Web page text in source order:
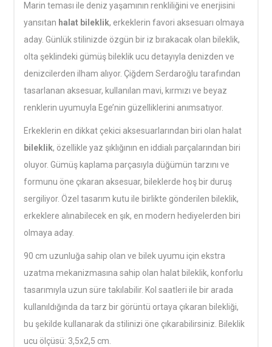
Marin teması ile deniz yaşamının renkliliğini ve enerjisini
yansıtan halat bileklik, erkeklerin favori aksesuarı olmaya
aday. Günlük stilinizde özgün bir iz bırakacak olan bileklik,
olta şeklindeki gümüş bileklik ucu detayıyla denizden ve
denizcilerden ilham alıyor. Çiğdem Serdaroğlu tarafından
tasarlanan aksesuar, kullanılan mavi, kırmızı ve beyaz
renklerin uyumuyla Ege’nin güzelliklerini anımsatıyor.
Erkeklerin en dikkat çekici aksesuarlarından biri olan halat
bileklik, özellikle yaz şıklığının en iddialı parçalarından biri
oluyor. Gümüş kaplama parçasıyla düğümün tarzını ve
formunu öne çıkaran aksesuar, bileklerde hoş bir duruş
sergiliyor. Özel tasarım kutu ile birlikte gönderilen bileklik,
erkeklere alınabilecek en şık, en modern hediyelerden biri
olmaya aday.
90 cm uzunluğa sahip olan ve bilek uyumu için ekstra
uzatma mekanizmasına sahip olan halat bileklik, konforlu
tasarımıyla uzun süre takılabilir. Kol saatleri ile bir arada
kullanıldığında da tarz bir görüntü ortaya çıkaran bilekliği,
bu şekilde kullanarak da stilinizi öne çıkarabilirsiniz. Bileklik
ucu ölçüsü: 3,5x2,5 cm.